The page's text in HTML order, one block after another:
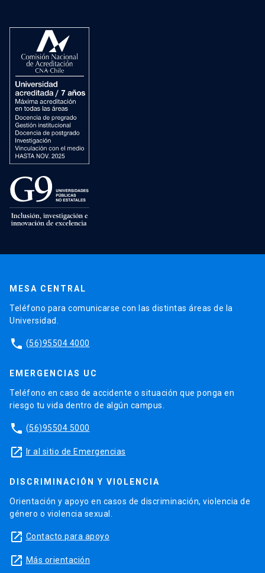
MESA CENTRAL
Teléfono para comunicarse con las distintas áreas de la
Universidad.
phone (56)95504 4000
EMERGENCIAS UC
Teléfono en caso de accidente o situación que ponga en
riesgo tu vida dentro de algún campus.
phone (56)95504 5000
launch Ir al sitio de Emergencias
DISCRIMINACIÓN Y VIOLENCIA
Orientación y apoyo en casos de discriminación, violencia de
género o violencia sexual.
launch Contacto para apoyo
launch Más orientación